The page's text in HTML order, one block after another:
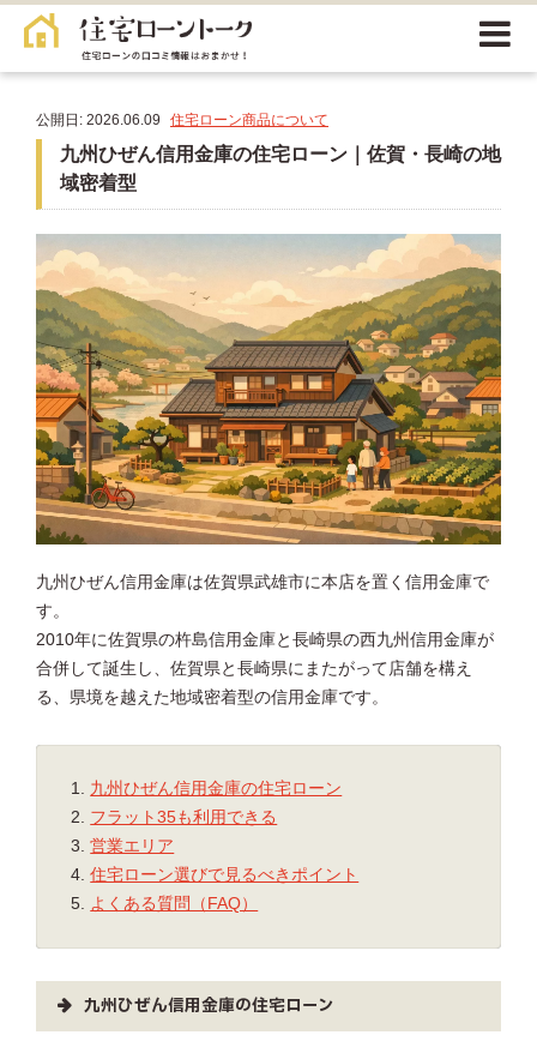
公開日: 2026.06.09 住宅ローン商品について
九州ひぜん信用金庫の住宅ローン｜佐賀・長崎の地
域密着型
九州ひぜん信用金庫は佐賀県武雄市に本店を置く信用金庫で
す。
2010年に佐賀県の杵島信用金庫と長崎県の西九州信用金庫が
合併して誕生し、佐賀県と長崎県にまたがって店舗を構え
る、県境を越えた地域密着型の信用金庫です。
九州ひぜん信用金庫の住宅ローン
フラット35も利用できる
営業エリア
住宅ローン選びで見るべきポイント
よくある質問（FAQ）
九州ひぜん信用金庫の住宅ローン